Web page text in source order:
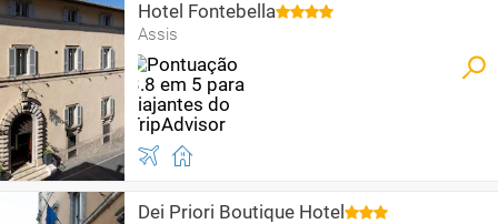
Hotel Fontebella
Assis
Dei Priori Boutique Hotel